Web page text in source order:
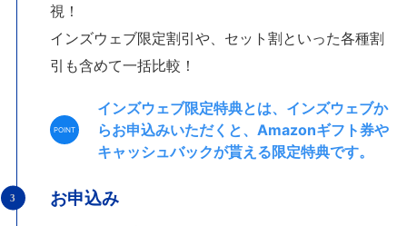
視！
インズウェブ限定割引や、セット割といった各種割
引も含めて一括比較！
インズウェブ限定特典とは、インズウェブか
らお申込みいただくと、Amazonギフト券や
キャッシュバックが貰える限定特典です。
お申込み